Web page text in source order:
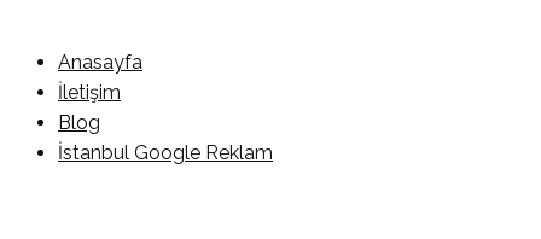
Anasayfa
İletişim
Blog
İstanbul Google Reklam